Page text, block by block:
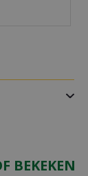
BEKEKEN